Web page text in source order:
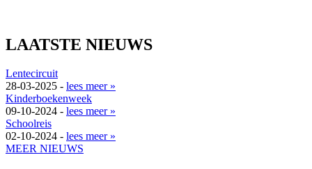
LAATSTE NIEUWS
Lentecircuit
28-03-2025 - lees meer »
Kinderboekenweek
09-10-2024 - lees meer »
Schoolreis
02-10-2024 - lees meer »
MEER NIEUWS